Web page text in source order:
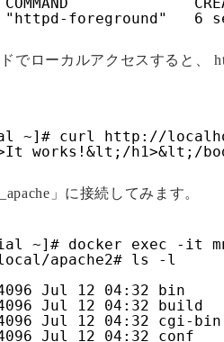
"httpd-foreground"   6
でローカルアクセスすると、
~]# curl http://
works!&lt;/h1>&lt;/
」に接続してみます。
~]# docker exec -it
local/apache2# ls -l
Jul 12 04:32 bin
Jul 12 04:32 build
Jul 12 04:32 cgi-bin
Jul 12 04:32 conf